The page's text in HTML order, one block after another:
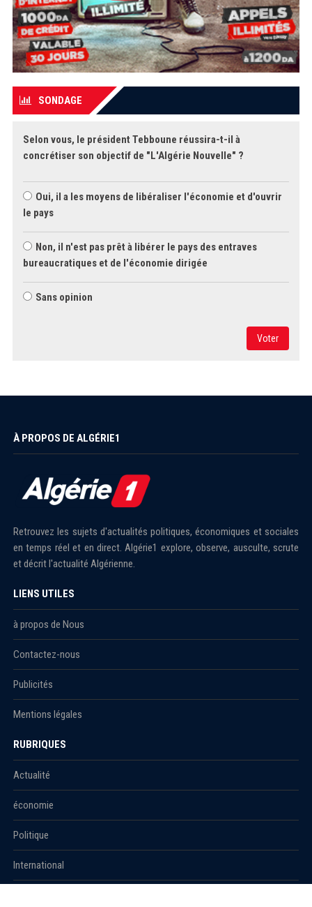
SONDAGE
Selon vous, le président Tebboune réussira-t-il à
concrétiser son objectif de "L'Algérie Nouvelle" ?
Oui, il a les moyens de libéraliser l'économie et d'ouvrir
le pays
Non, il n'est pas prêt à libérer le pays des entraves
bureaucratiques et de l'économie dirigée
Sans opinion
Voter
À PROPOS DE ALGÉRIE1
Retrouvez les sujets d'actualités politiques, économiques et sociales
en temps réel et en direct. Algérie1 explore, observe, ausculte, scrute
et décrit l'actualité Algérienne.
LIENS UTILES
à propos de Nous
Contactez-nous
Publicités
Mentions légales
RUBRIQUES
Actualité
économie
Politique
International